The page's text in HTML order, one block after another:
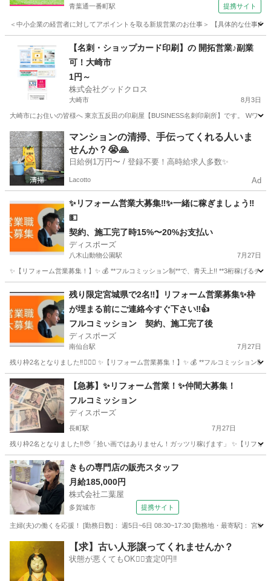
青葉通一番町駅 提携サイト
＜中小企業の経営者に対してアポイントを取る新規営業のお仕事＞ 【具体的な仕事
青葉通一番町駅 営業
【名刺・ショップカード印刷】の 開拓営業♪副業
可！大崎市
1円～
株式会社グッドクロス
大崎市 8月3日
大崎市にお住いの皆様へ 東京五反田の印刷屋【BUSINESS名刺印刷所】です。 Wワ
宮城 大崎市 営業 スタッフ
マンションの清掃、手伝ってくれる人いま
せんか？😭🙏
日給例1万円〜 / 登録不要！高時給求人多数✨
Lacotto Ad
✨リフォーム営業大募集‼︎✨一緒に稼ぎましょう‼︎
💵
契約、施工完了時15%〜20%お支払い
ディスポーズ
八木山動物公園駅 7月27日
✨【リフォーム営業募集！】✨ 💰 **フルコミッション制**で、青天上!! **3桁稼げるチ
八木山動物公園駅 営業
残り限定宮城県で2名‼︎】リフォーム営業募集✨枠
が埋まる前にご連絡今すぐ下さい‼︎👍
フルコミッション 契約、施工完了後
ディスポーズ
南仙台駅 7月27日
残り枠2名となりました‼︎🙇🏻‍♂️ ✨【リフォーム営業募集！】✨ 💰 **フルコミッション
宮城 仙台市 南仙台駅 やる気
【急募】✨リフォーム営業！✨仲間大募集！
フルコミッション
ディスポーズ
長町駅 7月27日
残り枠2名となりました‼︎🥹「拾い画ではありません！ガッツリ稼げます」 ✨【リフ
宮城 仙台市 長町駅 営業 やる気
きもの専門店の販売スタッフ
月給185,000円
株式会社二葉屋
多賀城市 提携サイト
主婦(夫)の働くを応援！ [勤務日数]： 週5日~6日 08:30~17:30 [勤務地・最寄駅]： 宮
アパレル
【求】古い人形譲ってくれませんか？
状態が悪くてもOK🙆‍♀️査定0円‼️